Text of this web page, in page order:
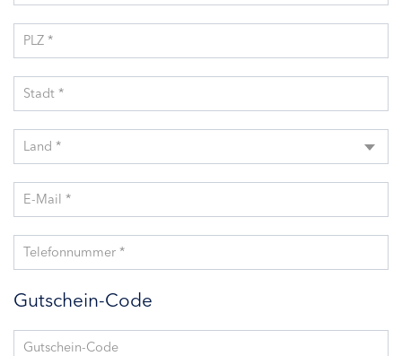
PLZ *
Stadt *
Land *
E-Mail *
Telefonnummer *
Gutschein-Code
Gutschein-Code